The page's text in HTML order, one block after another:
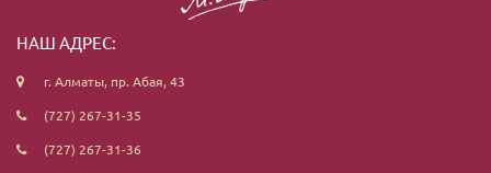
НАШ АДРЕС:
г. Алматы, пр. Абая, 43
(727) 267-31-35
(727) 267-31-36